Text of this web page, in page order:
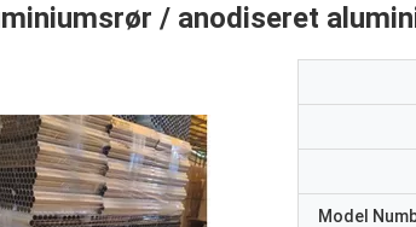
/ anodiseret
Model